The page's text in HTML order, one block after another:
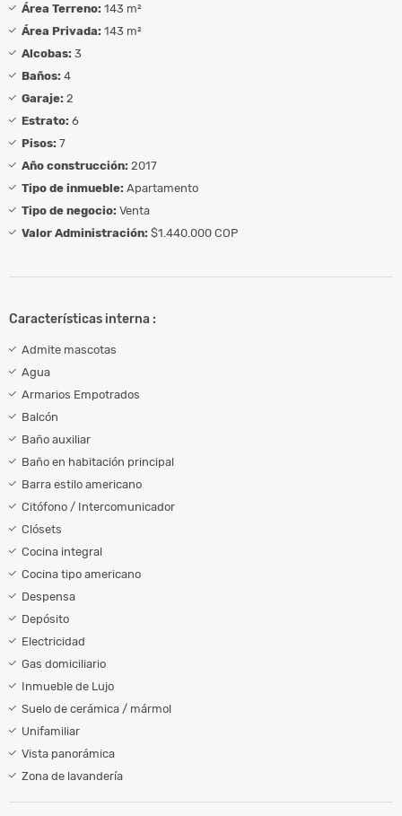
Área Terreno: 143 m²
Área Privada: 143 m²
Alcobas: 3
Baños: 4
Garaje: 2
Estrato: 6
Pisos: 7
Año construcción: 2017
Tipo de inmueble: Apartamento
Tipo de negocio: Venta
Valor Administración: $1.440.000 COP
Características interna :
Admite mascotas
Agua
Armarios Empotrados
Balcón
Baño auxiliar
Baño en habitación principal
Barra estilo americano
Citófono / Intercomunicador
Clósets
Cocina integral
Cocina tipo americano
Despensa
Depósito
Electricidad
Gas domiciliario
Inmueble de Lujo
Suelo de cerámica / mármol
Unifamiliar
Vista panorámica
Zona de lavandería